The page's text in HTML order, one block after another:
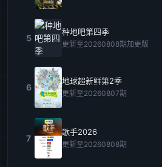
5
种地吧第四季
更新至20260808期加更版
6
地球超新鲜第2季
更新至20260807期
7
歌手2026
更新至20260808期